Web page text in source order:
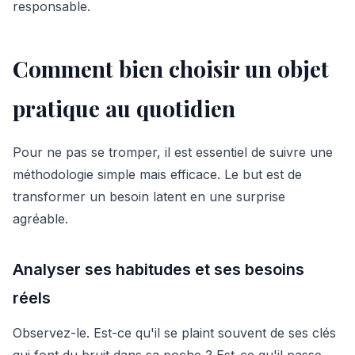
responsable.
Comment bien choisir un objet
pratique au quotidien
Pour ne pas se tromper, il est essentiel de suivre une
méthodologie simple mais efficace. Le but est de
transformer un besoin latent en une surprise
agréable.
Analyser ses habitudes et ses besoins
réels
Observez-le. Est-ce qu'il se plaint souvent de ses clés